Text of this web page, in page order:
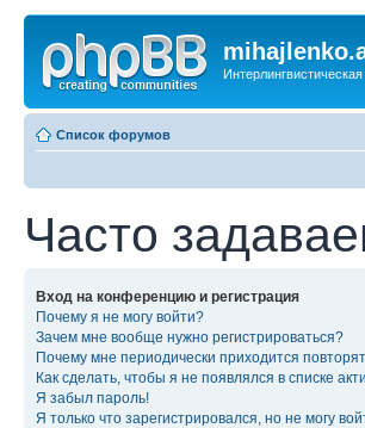
Список форумов
Часто
Вход на конференцию и регистрация
Почему я не могу войти?
Зачем мне вообще нужно регистрироваться?
Почему мне периодически приходится
Как сделать, чтобы я не появлялся в списке
Я забыл пароль!
Я только что зарегистрировался, но не могу